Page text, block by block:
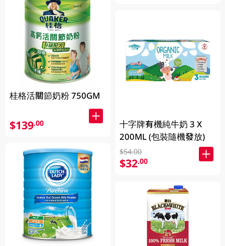
桂格活關節奶粉 750GM
$139.00
十字牌有機純牛奶 3 X
200ML (包裝隨機發放)
$54.00
$32.00